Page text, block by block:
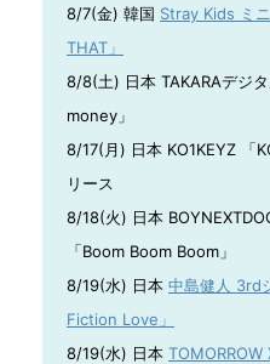
8/7(金) 韓国 Stray Kids ミ
THAT」
8/8(土) 日本 TAKARAデジ
money」
8/17(月) 日本 KO1KEYZ 「
リース
8/18(火) 日本
「Boom Boom Boom」
8/19(水) 日本 中島健人 3rd
Fiction Love」
8/19(水) 日本 TOMORROW